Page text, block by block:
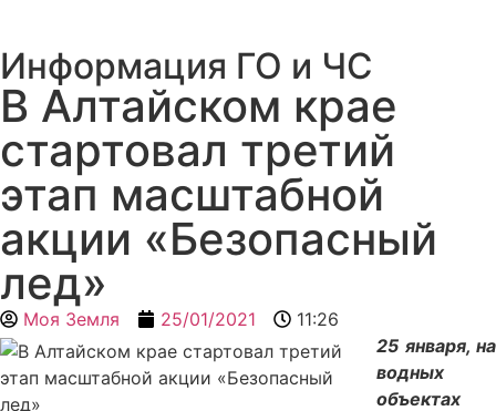
Информация ГО и ЧС
В Алтайском крае
стартовал третий
этап масштабной
акции «Безопасный
лед»
Моя Земля 25/01/2021 11:26
25 января, на
водных
объектах